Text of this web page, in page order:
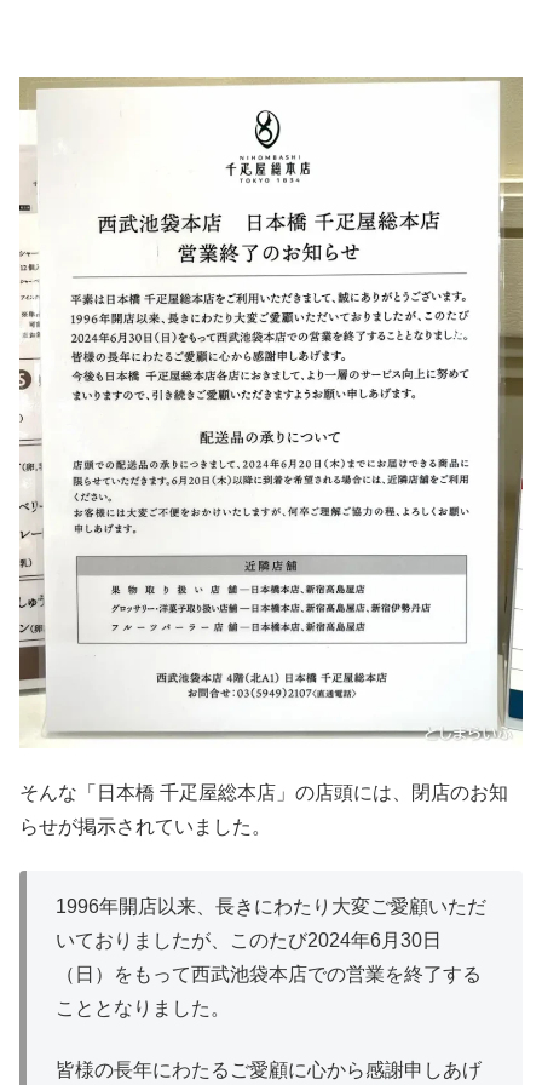
そんな「日本橋 千疋屋総本店」の店頭には、閉店のお知
らせが掲示されていました。
1996年開店以来、長きにわたり大変ご愛顧いただ
いておりましたが、このたび2024年6月30日
（日）をもって西武池袋本店での営業を終了する
こととなりました。
皆様の長年にわたるご愛顧に心から感謝申しあげ